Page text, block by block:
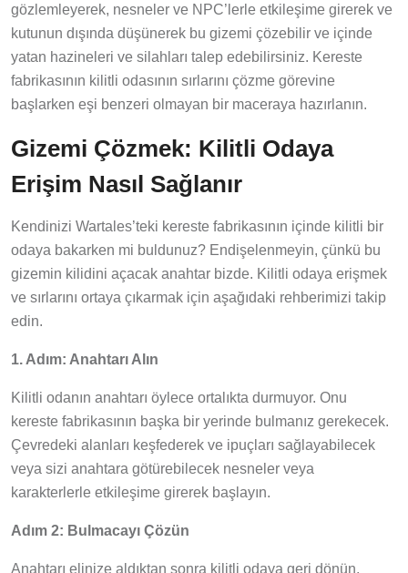
gözlemleyerek, nesneler ve NPC’lerle etkileşime girerek ve
kutunun dışında düşünerek bu gizemi çözebilir ve içinde
yatan hazineleri ve silahları talep edebilirsiniz. Kereste
fabrikasının kilitli odasının sırlarını çözme görevine
başlarken eşi benzeri olmayan bir maceraya hazırlanın.
Gizemi Çözmek: Kilitli Odaya
Erişim Nasıl Sağlanır
Kendinizi Wartales’teki kereste fabrikasının içinde kilitli bir
odaya bakarken mi buldunuz? Endişelenmeyin, çünkü bu
gizemin kilidini açacak anahtar bizde. Kilitli odaya erişmek
ve sırlarını ortaya çıkarmak için aşağıdaki rehberimizi takip
edin.
1. Adım: Anahtarı Alın
Kilitli odanın anahtarı öylece ortalıkta durmuyor. Onu
kereste fabrikasının başka bir yerinde bulmanız gerekecek.
Çevredeki alanları keşfederek ve ipuçları sağlayabilecek
veya sizi anahtara götürebilecek nesneler veya
karakterlerle etkileşime girerek başlayın.
Adım 2: Bulmacayı Çözün
Anahtarı elinize aldıktan sonra kilitli odaya geri dönün.